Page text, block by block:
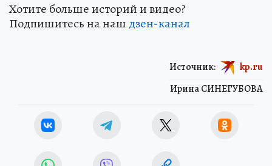
Хотите больше историй и видео?
Подпишитесь на наш дзен-канал
Ирина СИНЕГУБОВА
Источник: kp.ru